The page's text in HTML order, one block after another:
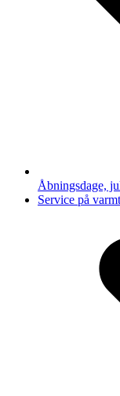
Åbningsdage,
next
Service på